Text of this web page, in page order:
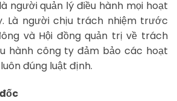
người quản lý điều hành mọi hoạt
Là người chịu trách nhiệm trước
và Hội đồng quản trị về trách
hành công ty đảm bảo các hoạt
đúng luật định.